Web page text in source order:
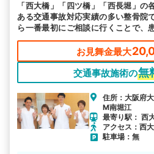
「西大橋」「四ツ橋」「西長堀」
ある交通事故対応実績の多い整骨院
ら一番最初にご相談に行くことで、
な流れを提案していただけます。
お見舞金最大
交通事故施術の無
住所：大阪府
M南堀江
最寄り駅： 西
アクセス：西
駐車場：無